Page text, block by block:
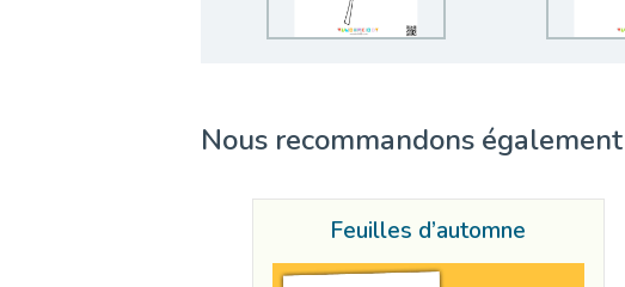
Nous recommandons également
Feuilles d’automne